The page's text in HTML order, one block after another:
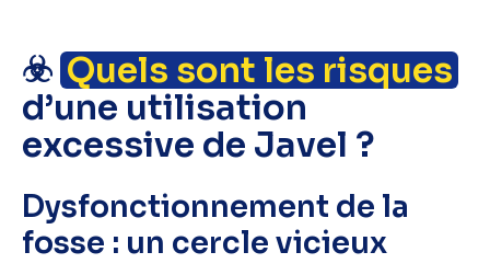
☣️ Quels sont les risques
d’une utilisation
excessive de Javel ?
Dysfonctionnement de la
fosse : un cercle vicieux